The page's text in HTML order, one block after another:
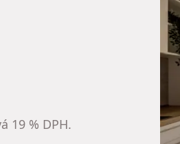
19 % DPH.